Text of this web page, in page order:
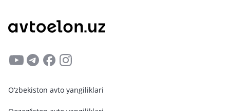
O‘zbekiston avto yangiliklari